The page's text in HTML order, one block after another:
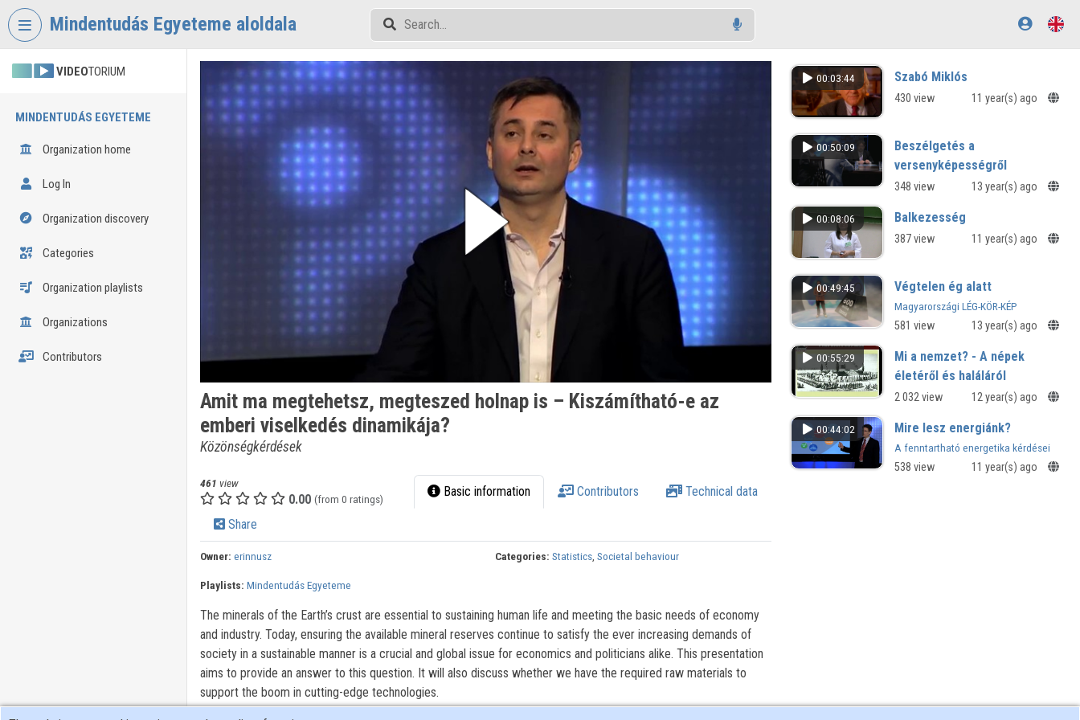
Skip header
Mindentudás Egyeteme aloldala
VIDEOTORIUM
MINDENTUDÁS EGYETEME
Organization home
Log In
Organization discovery
Categories
Organization playlists
Organizations
Contributors
Amit ma megtehetsz, megteszed holnap is – Kiszámítható-e az
emberi viselkedés dinamikája?
Közönségkérdések
461 view
0.00 (from 0 ratings) Basic information Contributors Technical data
Share
Owner: erinnusz Categories: Statistics,Societal behaviour
Playlists: Mindentudás Egyeteme
The minerals of the Earth’s crust are essential to sustaining human life and meeting the basic needs of economy
and industry. Today, ensuring the available mineral reserves continue to satisfy the ever increasing demands of
society in a sustainable manner is a crucial and global issue for economics and politicians alike. This presentation
aims to provide an answer to this question. It will also discuss whether we have the required raw materials to
support the boom in cutting-edge technologies.
00:03:44 Szabó Miklós
430 view 11 year(s) ago
00:50:09
Beszélgetés a
versenyképességről
348 view 13 year(s) ago
00:08:06 Balkezesség
387 view 11 year(s) ago
00:49:45 Végtelen ég alatt
Magyarországi LÉG-KÖR-KÉP
581 view 13 year(s) ago
00:55:29
Mi a nemzet? - A népek
életéről és haláláról
2 032 view 12 year(s) ago
00:44:02 Mire lesz energiánk?
A fenntartható energetika kérdései
538 view 11 year(s) ago